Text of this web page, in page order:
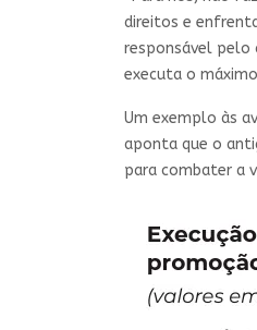
direitos e
responsável pelo
executa o
Um exemplo às
aponta que o
para combater a